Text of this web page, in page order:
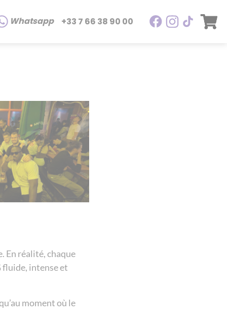
Whatsapp +33 7 66 38 90 00
En réalité, chaque
fluide, intense et
moment où le